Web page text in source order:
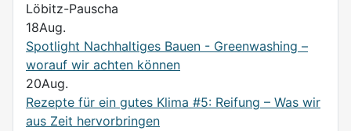
Löbitz-Pauscha
18Aug.
Spotlight Nachhaltiges Bauen - Greenwashing –
worauf wir achten können
20Aug.
Rezepte für ein gutes Klima #5: Reifung – Was wir
aus Zeit hervorbringen